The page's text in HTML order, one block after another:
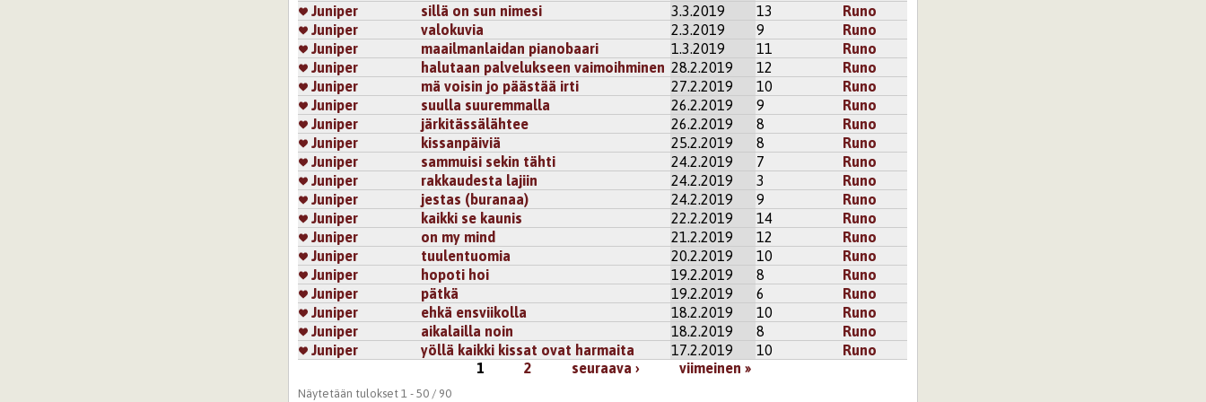
Kirjaudu
rekisteröidykommentoidaksesi
Sivut
Juniper
sillä on sun nimesi 3.3.2019 13
Runo
Juniper
valokuvia 2.3.2019 9
Runo
Juniper
maailmanlaidan pianobaari 1.3.2019 11
Runo
Juniper
halutaan palvelukseen vaimoihminen 28.2.2019 12
Runo
Juniper
mä voisin jo päästää irti 27.2.2019 10
Runo
Juniper
suulla suuremmalla 26.2.2019 9
Runo
Juniper
järkitässälähtee 26.2.2019 8
Runo
Juniper
kissanpäiviä 25.2.2019 8
Runo
Juniper
sammuisi sekin tähti 24.2.2019 7
Runo
Juniper
rakkaudesta lajiin 24.2.2019 3
Runo
Juniper
jestas (buranaa) 24.2.2019 9
Runo
Juniper
kaikki se kaunis 22.2.2019 14
Runo
Juniper
on my mind 21.2.2019 12
Runo
Juniper
tuulentuomia 20.2.2019 10
Runo
Juniper
hopoti hoi 19.2.2019 8
Runo
Juniper
pätkä 19.2.2019 6
Runo
Juniper
ehkä ensviikolla 18.2.2019 10
Runo
Juniper
aikalailla noin 18.2.2019 8
Runo
Juniper
yöllä kaikki kissat ovat harmaita 17.2.2019 10 Runo
1 2 seuraava › viimeinen »
Näytetään tulokset 1 - 50 / 90